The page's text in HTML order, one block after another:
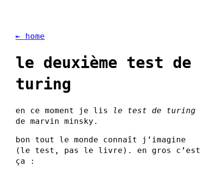
⇤ home
le deuxième test de
turing
en ce moment je lis
le test de turing
de marvin minsky.
bon tout le monde connaît j’imagine
(le test, pas le livre). en gros c’est
ça :